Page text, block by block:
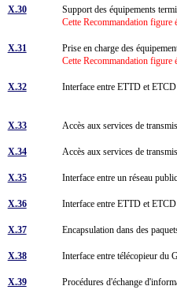
X.30
Support des équipements
Cette Recommandation figure
X.31
Prise en charge des
Cette Recommandation figure
X.32 Interface entre ETTD et
X.33 Accès aux services de
X.34 Accès aux services de
X.35 Interface entre un réseau
X.36 Interface entre ETTD et ETCD
X.37 Encapsulation dans des
X.38 Interface entre télécopieur du
X.39 Procédures d'échange